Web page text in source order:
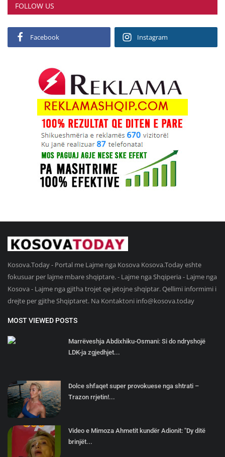
FOLLOW US
Facebook Instagram
Kosova.Today - Portal me Lajme nga Kosova Kosova.Today eshte
fokusuar per lajme mbare shqiptare. - Lajme nga Shqiperia - Lajme nga
Kosova - Lajme nga gjitha trojet qe jetojne shqiptar. Qellimi informimi i
drejte per gjithe Shqiptaret. Na Kontaktoni info@kosova.today
MOST VIEWED POSTS
Marrëveshja Abdixhiku-Osmani: Si do ndryshojë
LDK-ja zgjedhjet...
Dolce shfaqet super provokuese nga shtrati –
Trazon rrjetin!...
Video e Mimoza Ahmetit kundër Adionit: "Dy ditë
brinjët...